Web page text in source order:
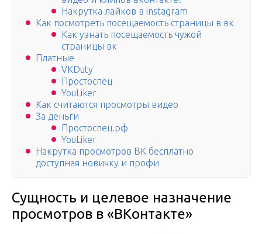
Накрутка лайков в instagram
Как посмотреть посещаемость страницы в вк
Как узнать посещаемость чужой
страницы вк
Платные
VKDuty
Простоспец
YouLiker
Как считаются просмотры видео
За деньги
Простоспец.рф
YouLiker
Накрутка просмотров ВК бесплатно
доступная новичку и профи
Сущность и целевое назначение
просмотров в «ВКонтакте»